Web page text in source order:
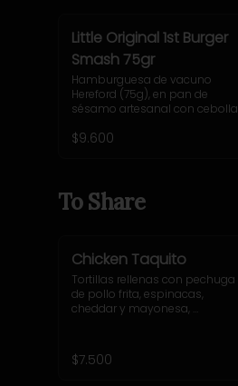
Little Original 1st Burger
Smash 75gr
Hamburguesa de vacuno
Hereford (75g), en pan de
sésamo artesanal con cebolla
Gruyere, lechuga y salsa casera
$9.600
To Share
Chicken Taquito
Tortillas rellenas con pechuga
de pollo frita, espinacas,
cheddar y mayonesa,
$7.500